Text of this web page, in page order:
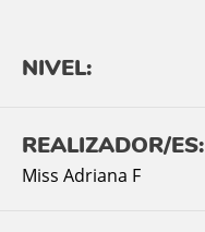
NIVEL:
REALIZADOR/ES:
Miss Adriana F